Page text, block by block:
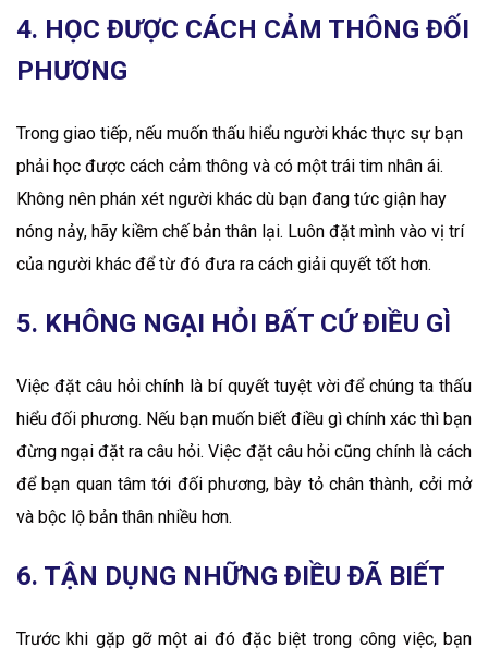
4. HỌC ĐƯỢC CÁCH CẢM THÔNG ĐỐI
PHƯƠNG
Trong giao tiếp, nếu muốn thấu hiểu người khác thực sự bạn
phải học được cách cảm thông và có một trái tim nhân ái.
Không nên phán xét người khác dù bạn đang tức giận hay
nóng nảy, hãy kiềm chế bản thân lại. Luôn đặt mình vào vị trí
của người khác để từ đó đưa ra cách giải quyết tốt hơn.
5. KHÔNG NGẠI HỎI BẤT CỨ ĐIỀU GÌ
Việc đặt câu hỏi chính là bí quyết tuyệt vời để chúng ta thấu
hiểu đối phương. Nếu bạn muốn biết điều gì chính xác thì bạn
đừng ngại đặt ra câu hỏi. Việc đặt câu hỏi cũng chính là cách
để bạn quan tâm tới đối phương, bày tỏ chân thành, cởi mở
và bộc lộ bản thân nhiều hơn.
6. TẬN DỤNG NHỮNG ĐIỀU ĐÃ BIẾT
Trước khi gặp gỡ một ai đó đặc biệt trong công việc, bạn